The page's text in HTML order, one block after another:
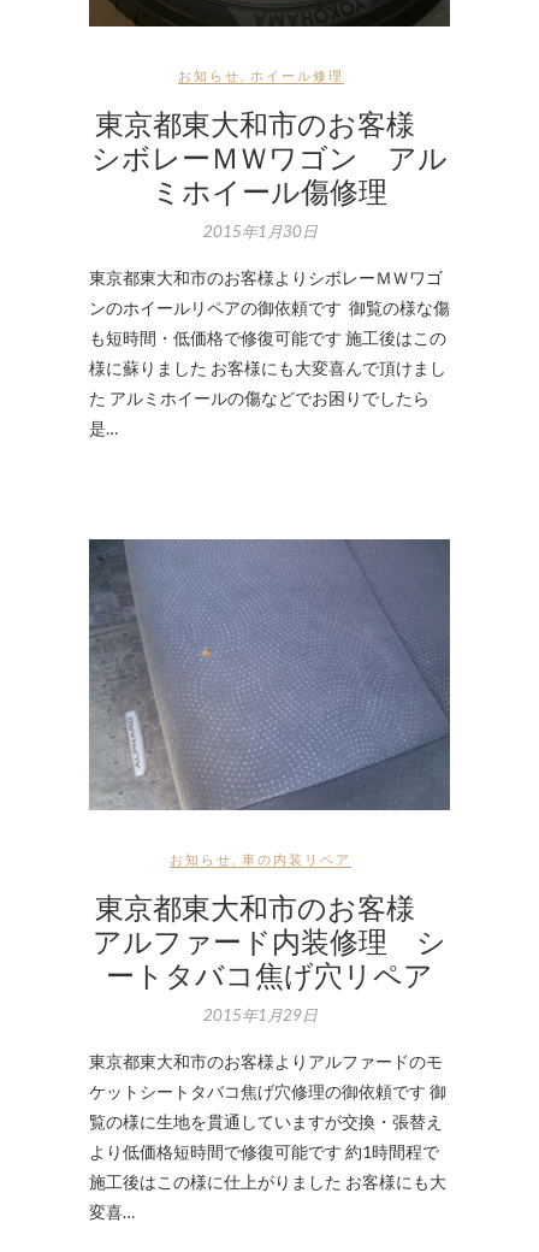
お知らせ ホイール修理
東京都東大和市のお客様
シボレーＭＷワゴン アル
ミホイール傷修理
2015年1月30日
東京都東大和市のお客様よりシボレーＭＷワゴ
ンのホイールリペアの御依頼です 御覧の様な傷
も短時間・低価格で修復可能です 施工後はこの
様に蘇りました お客様にも大変喜んで頂けまし
た アルミホイールの傷などでお困りでしたら
是…
お知らせ 車の内装リペア
東京都東大和市のお客様
アルファード内装修理 シ
ートタバコ焦げ穴リペア
2015年1月29日
東京都東大和市のお客様よりアルファードのモ
ケットシートタバコ焦げ穴修理の御依頼です 御
覧の様に生地を貫通していますが交換・張替え
より低価格短時間で修復可能です 約1時間程で
施工後はこの様に仕上がりました お客様にも大
変喜…